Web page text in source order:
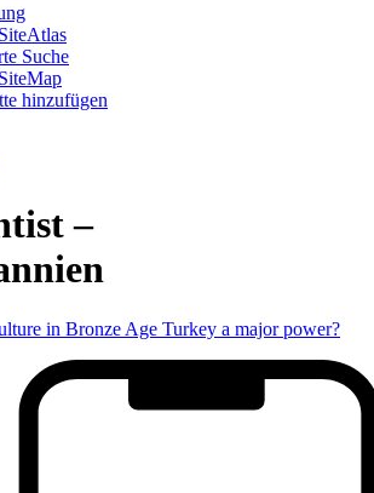
Suche
hinzufügen
–
in Bronze Age Turkey a major power?